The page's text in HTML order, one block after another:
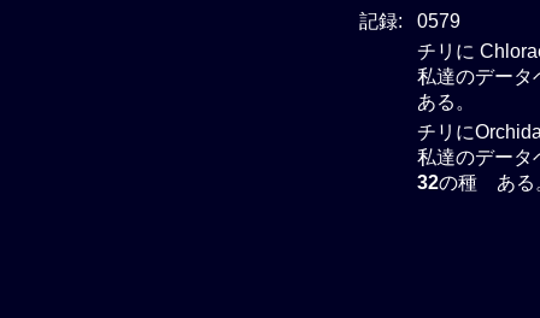
記録:
0579
チリに
私達のデータ
ある。
チリに
私達のデータ
32の種 ある